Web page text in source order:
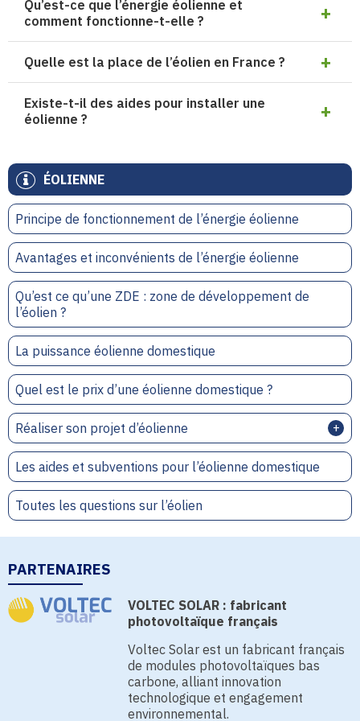
ÉOLIENNE
Principe de fonctionnement de l’énergie éolienne
Avantages et inconvénients de l’énergie éolienne
Qu’est ce qu’une ZDE : zone de développement de
l’éolien ?
La puissance éolienne domestique
Quel est le prix d’une éolienne domestique ?
Réaliser son projet d’éolienne
Les aides et subventions pour l’éolienne domestique
Toutes les questions sur l’éolien
Qu’est-ce que l’énergie éolienne et
comment fonctionne-t-elle ?
Quelle est la place de l’éolien en France ?
Existe-t-il des aides pour installer une
éolienne ?
PARTENAIRES
VOLTEC SOLAR : fabricant
photovoltaïque français
Voltec Solar est un fabricant français
de modules photovoltaïques bas
carbone, alliant innovation
technologique et engagement
environnemental.